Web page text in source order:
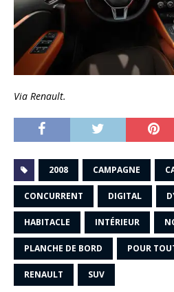
Via Renault.
2008 CAMPAGNE
CONCURRENT DIGITAL
HABITACLE INTÉRIEUR
PLANCHE DE BORD POUR
RENAULT SUV